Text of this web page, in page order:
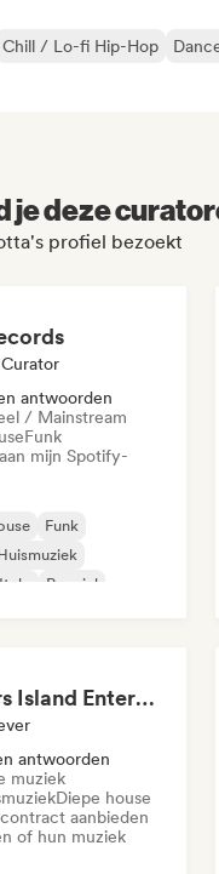
Chill / Lo-fi Hip-Hop
je deze
profiel bezoekt
antwoorden
/ Mainstream
Funk
mijn Spotify-
Funk
Popziel
Dreamers Island Entertainment
antwoorden
muziek
Diepe house
aanbieden
of hun muziek